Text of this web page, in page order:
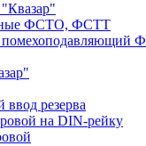
ФСТО, ФСТТ
помехоподавляющий
ввод резерва
на DIN-рейку